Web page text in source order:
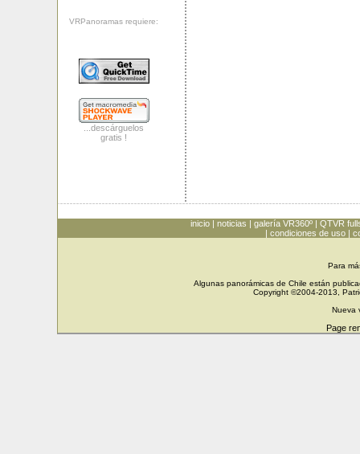
VRPanoramas requiere:
...descárguelos
gratis !
inicio| noticias | galería VR360º| QTVR
| condiciones de uso|
Para
Algunas panorámicas de Chile están
Copyright ©2004-2013,
Nueva
Page